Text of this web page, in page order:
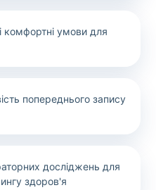
комфортні умови для
попереднього запису
досліджень для
здоров'я